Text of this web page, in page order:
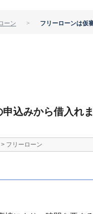
ーン フリーローンは仮
込みから借入れ
> フリーローン